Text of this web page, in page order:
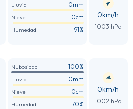
Lluvia 0mm
Nieve 0cm
Humedad 91%
0km/h
1003 hPa
Nubosidad 100%
Lluvia 0mm
Nieve 0cm
Humedad 70%
0km/h
1002 hPa